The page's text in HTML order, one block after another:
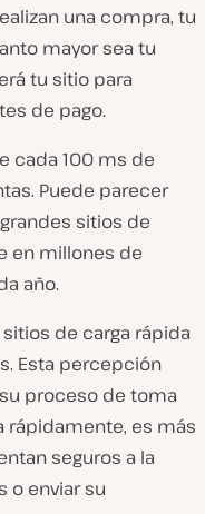
una compra, tu
mayor sea tu
tu sitio para
de pago.
cada 100 ms de
Puede parecer
sitios de
en millones de
año.
de carga rápida
Esta percepción
proceso de toma
rápidamente, es más
seguros a la
o enviar su